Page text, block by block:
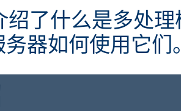
绍了什么是多处
务器如何使用它们